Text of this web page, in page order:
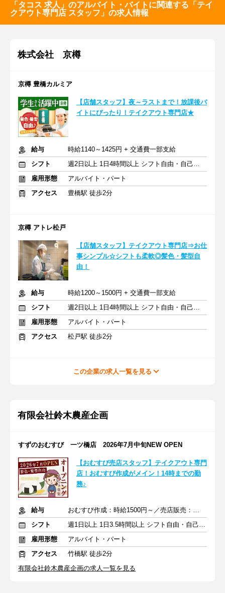
「タコス 求人」のアルバイト・バイトに関連する「テイ
クアウト専門店 スタッフ」の求人情報
株式会社 京樽
京樽 豊橋カルミア
【店舗スタッフ】夜～ラストまで！放課後バ
イトにぴったり！テイクアウト専門店★
給与
時給1140～1425円 + 交通費一部支給
シフト
週2日以上 1日4時間以上 シフト自由・自己申告
雇用形態
アルバイト・パート
アクセス
豊橋駅 徒歩2分
京樽 アトレ松戸
【店舗スタッフ】テイクアウト専門店⇒お仕
事シンプル☆シフトも柔軟◎髪色・髪型自
由！
給与
時給1200～1500円 + 交通費一部支給
シフト
週2日以上 1日4時間以上 シフト自由・自己申告
雇用形態
アルバイト・パート
アクセス
松戸駅 徒歩2分
この企業の求人一覧を見る
有限会社鈴木農産企画
すずのおむすび 一ツ橋店 2026年7月中旬NEW OPEN
【おむすび売店スタッフ】テイクアウト専門
店！おむすび作成がメイン！14時までの勤
務♪
給与
おむすび作成：時給1500円～／売店販売：時給1400円～
シフト
週1日以上 1日3.5時間以上 シフト自由・自己申告
雇用形態
アルバイト・パート
アクセス
竹橋駅 徒歩2分
有限会社鈴木農産企画の求人一覧を見る